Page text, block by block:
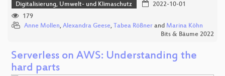
Digitalisierung, Umwelt- und Klimaschutz
2022-10-01
179
Anne Mollen, Alexandra Geese, Tabea Rößner and Marina Köhn
Bits & Bäume 2022
Serverless on AWS: Understanding the
hard parts